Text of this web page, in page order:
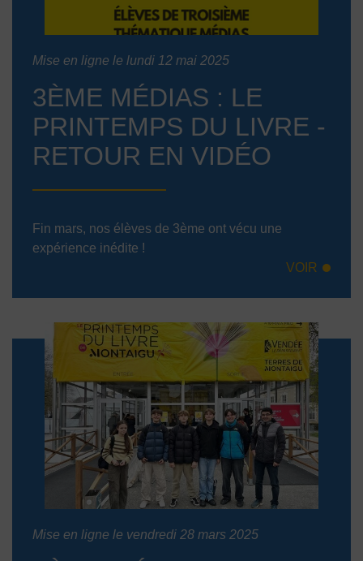
Mise en ligne le lundi 12 mai 2025
3ÈME MÉDIAS : LE
PRINTEMPS DU LIVRE -
RETOUR EN VIDÉO
Fin mars, nos élèves de 3ème ont vécu une
expérience inédite !
VOIR
Mise en ligne le vendredi 28 mars 2025